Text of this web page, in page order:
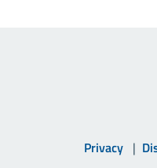
Privacy